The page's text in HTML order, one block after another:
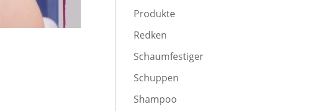
Produkte
Redken
Schaumfestiger
Schuppen
Shampoo